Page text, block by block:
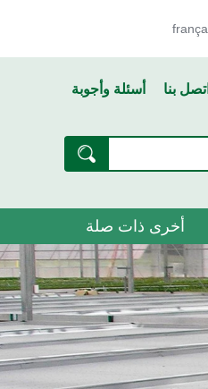
اتصل بنا أسئلة وأجوبة
أخرى ذات صلة